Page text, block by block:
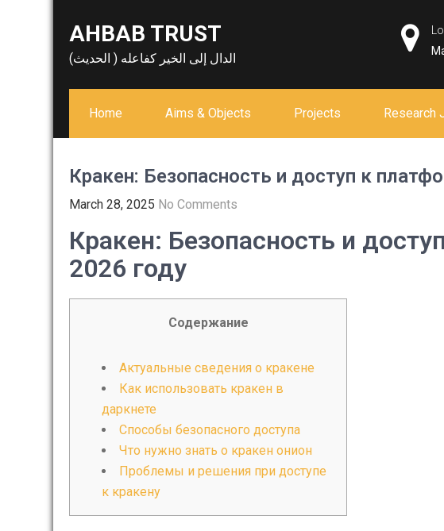
AHBAB TRUST
الدال إلى الخير كفاعله ( الحديث)
Home Aims & Objects Projects Research
Кракен: Безопасность и доступ к
March 28, 2025 No Comments
Кракен: Безопасность и
2026 году
Содержание
Актуальные сведения о кракене
Как использовать кракен в
даркнете
Способы безопасного доступа
Что нужно знать о кракен онион
Проблемы и решения при доступе
к кракену